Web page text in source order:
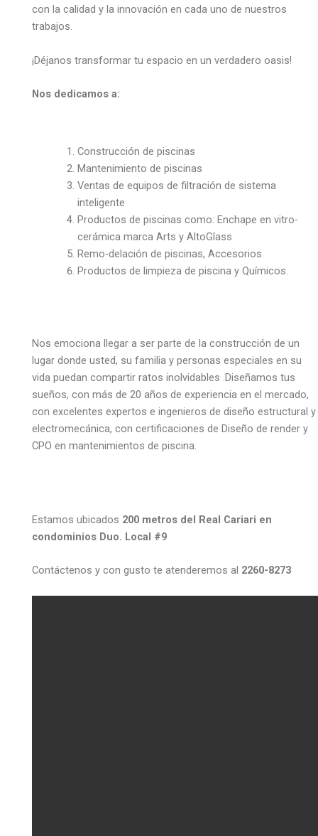
con la calidad y la innovación en cada uno de nuestros
trabajos.
¡Déjanos transformar tu espacio en un verdadero oasis!
Nos dedicamos a:
Construcción de piscinas
Mantenimiento de piscinas
Ventas de equipos de filtración de sistema
inteligente
Productos de piscinas como: Enchape en vitro-
cerámica marca Arts y AltoGlass
Remo-delación de piscinas, Accesorios
Productos de limpieza de piscina y Químicos.
Nos emociona llegar a ser parte de la construcción de un
lugar donde usted, su familia y personas especiales en su
vida puedan compartir ratos inolvidables .Diseñamos tus
sueños, con más de 20 años de experiencia en el mercado,
con excelentes expertos e ingenieros de diseño estructural y
electromecánica, con certificaciones de Diseño de render y
CPO en mantenimientos de piscina.
Estamos ubicados 200 metros del Real Cariari en
condominios Duo. Local #9
Contáctenos y con gusto te atenderemos al 2260-8273